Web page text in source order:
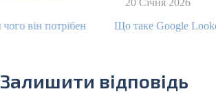
Що таке Google Looker Studio
Залишити відповідь